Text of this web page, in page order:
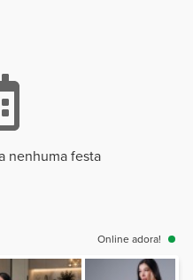
nenhuma festa
Online adora!